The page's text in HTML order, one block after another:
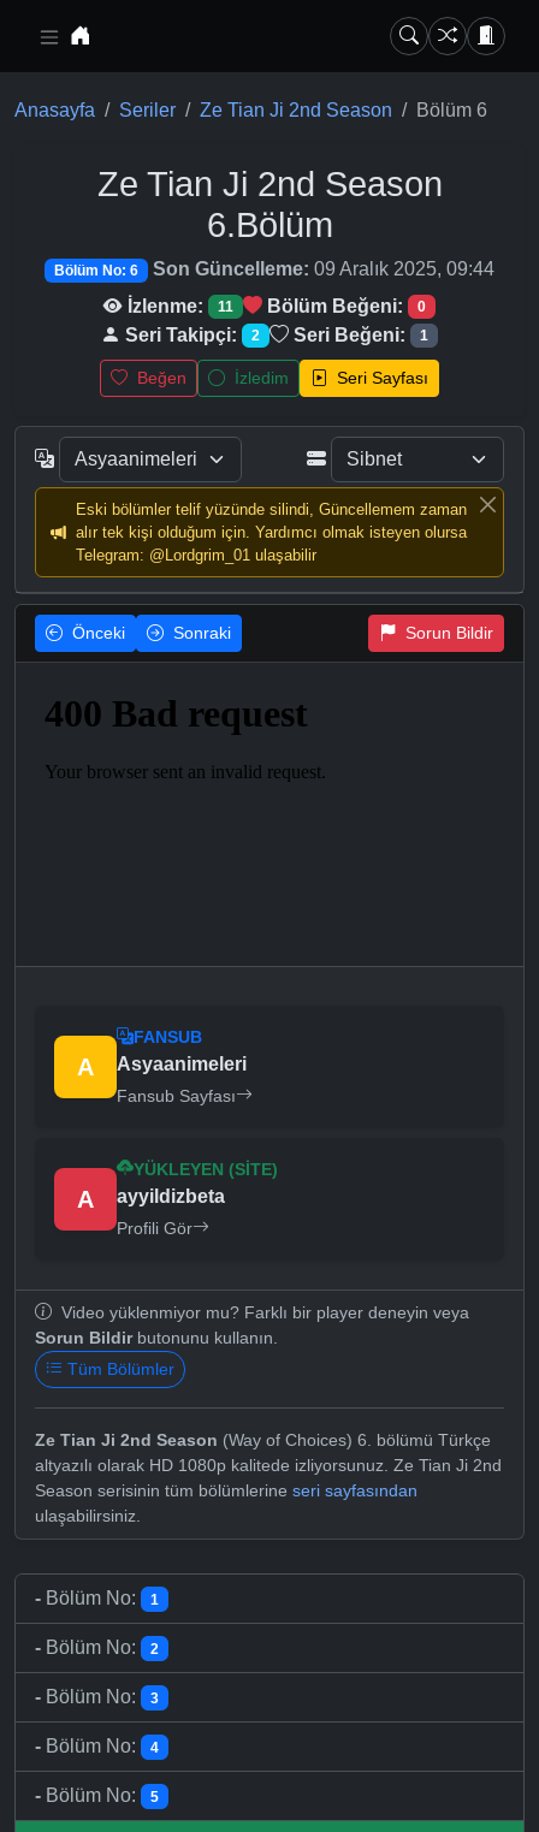
Anasayfa Seriler Ze Tian Ji 2nd Season Bölüm 6
Ze Tian Ji 2nd Season
6.Bölüm
Bölüm No: 6 Son Güncelleme: 09 Aralık 2025, 09:44
İzlenme:
11 Bölüm Beğeni: 0
Seri Takipçi: 2 Seri Beğeni: 1
Beğen İzledim Seri Sayfası
Eski bölümler telif yüzünde silindi, Güncellemem zaman
alır tek kişi olduğum için. Yardımcı olmak isteyen olursa
Telegram: @Lordgrim_01 ulaşabilir
Önceki Sonraki Sorun Bildir
A
FANSUB
Asyaanimeleri
Fansub Sayfası
A
YÜKLEYEN (SITE)
ayyildizbeta
Profili Gör
Video yüklenmiyor mu? Farklı bir player deneyin veya
Sorun Bildirbutonunu kullanın.
Tüm Bölümler
Ze Tian Ji 2nd Season (Way of Choices) 6. bölümü Türkçe
altyazılı olarak HD 1080p kalitede izliyorsunuz. Ze Tian Ji 2nd
Season serisinin tüm bölümlerine seri sayfasından
ulaşabilirsiniz.
- Bölüm No: 1
- Bölüm No: 2
- Bölüm No: 3
- Bölüm No: 4
- Bölüm No: 5